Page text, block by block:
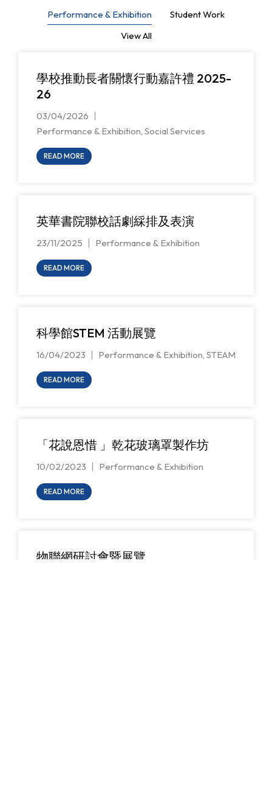
View All
Performance & Exhibition Student Work
學校推動長者關懷行動嘉許禮 2025-
26
03/04/2026
Performance & Exhibition, Social Services
READ MORE
英華書院聯校話劇綵排及表演
23/11/2025 Performance & Exhibition
READ MORE
科學館STEM 活動展覽
16/04/2023 Performance & Exhibition, STEAM
READ MORE
「花說恩惜 」乾花玻璃罩製作坊
10/02/2023 Performance & Exhibition
READ MORE
物聯網研討會暨展覽